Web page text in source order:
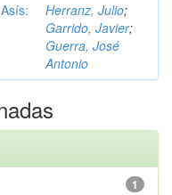
Herranz, Julio;
Garrido, Javier;
Guerra, José
Antonio
1